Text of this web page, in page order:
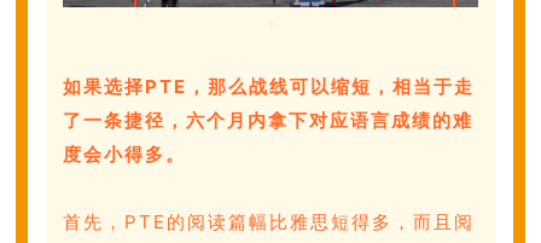
如果选择PTE，那么战线可以缩短，相当于走
了一条捷径，六个月内拿下对应语言成绩的难
度会小得多。
首先，PTE的阅读篇幅比雅思短得多，而且阅